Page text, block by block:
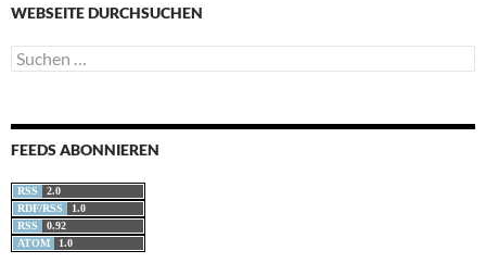
WEBSEITE DURCHSUCHEN
Suchen
nach:
FEEDS ABONNIEREN
RSS
2.0
RDF/RSS
1.0
RSS
0.92
ATOM
1.0